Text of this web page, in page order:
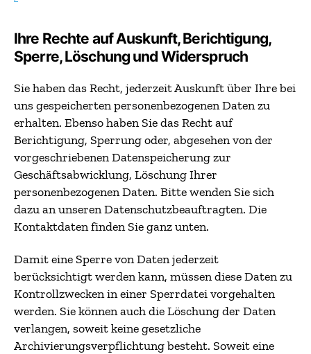
Ihre Rechte auf Auskunft, Berichtigung,
Sperre, Löschung und Widerspruch
Sie haben das Recht, jederzeit Auskunft über Ihre bei
uns gespeicherten personenbezogenen Daten zu
erhalten. Ebenso haben Sie das Recht auf
Berichtigung, Sperrung oder, abgesehen von der
vorgeschriebenen Datenspeicherung zur
Geschäftsabwicklung, Löschung Ihrer
personenbezogenen Daten. Bitte wenden Sie sich
dazu an unseren Datenschutzbeauftragten. Die
Kontaktdaten finden Sie ganz unten.
Damit eine Sperre von Daten jederzeit
berücksichtigt werden kann, müssen diese Daten zu
Kontrollzwecken in einer Sperrdatei vorgehalten
werden. Sie können auch die Löschung der Daten
verlangen, soweit keine gesetzliche
Archivierungsverpflichtung besteht. Soweit eine